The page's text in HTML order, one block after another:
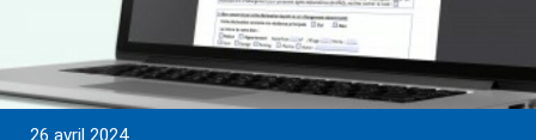
26 avril 2024